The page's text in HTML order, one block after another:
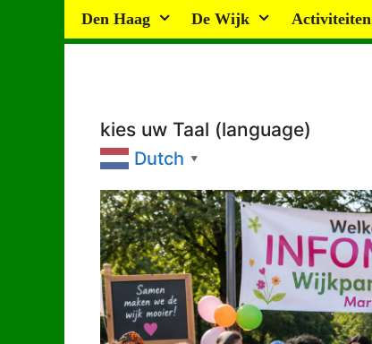
Den Haag De Wijk Activiteiten
kies uw Taal (language)
Dutch ▼